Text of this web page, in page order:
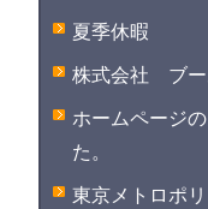
夏季休暇
株式会社 ブー
ホームページ
た。
東京メトロポ